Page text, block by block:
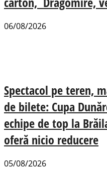
06/08/2026
Spectacol pe teren,
de bilete: Cupa
echipe de top la
oferă nicio reducere
05/08/2026